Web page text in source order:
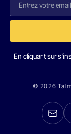
En cliquant sur
© 2026